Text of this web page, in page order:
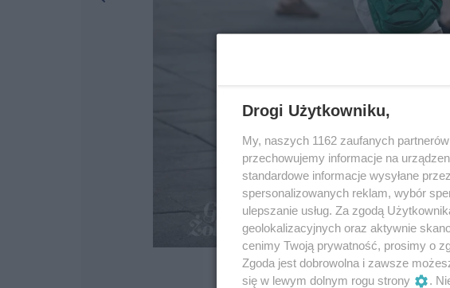
Drogi Użytkowniku,
My, naszych 1162 zaufanych
przechowujemy informacje na
standardowe informacje wysyłane
spersonalizowanych reklam, wybór
ulepszanie usług. Za zgodą
geolokalizacyjnych oraz aktywnie
cenimy Twoją prywatność, prosimy o
Zgoda jest dobrowolna i zawsze
się w lewym dolnym rogu strony
.